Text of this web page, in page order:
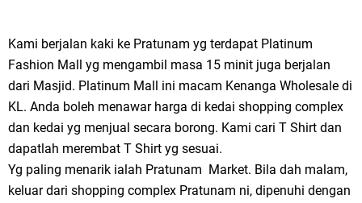
Kami berjalan kaki ke Pratunam yg terdapat Platinum
Fashion Mall yg mengambil masa 15 minit juga berjalan
dari Masjid. Platinum Mall ini macam Kenanga Wholesale di
KL. Anda boleh menawar harga di kedai shopping complex
dan kedai yg menjual secara borong. Kami cari T Shirt dan
dapatlah merembat T Shirt yg sesuai.
Yg paling menarik ialah Pratunam Market. Bila dah malam,
keluar dari shopping complex Pratunam ni, dipenuhi dengan